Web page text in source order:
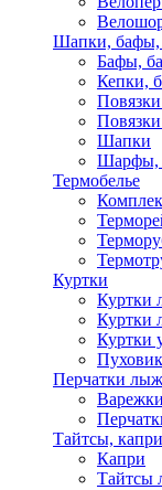
Шапки, бафы,
Бафы,
Кепки,
Шапки
Шарфы,
Термобелье
Куртки
Куртки
Куртки
Куртки
Перчатки
Тайтсы, капри
Капри
Тайтсы